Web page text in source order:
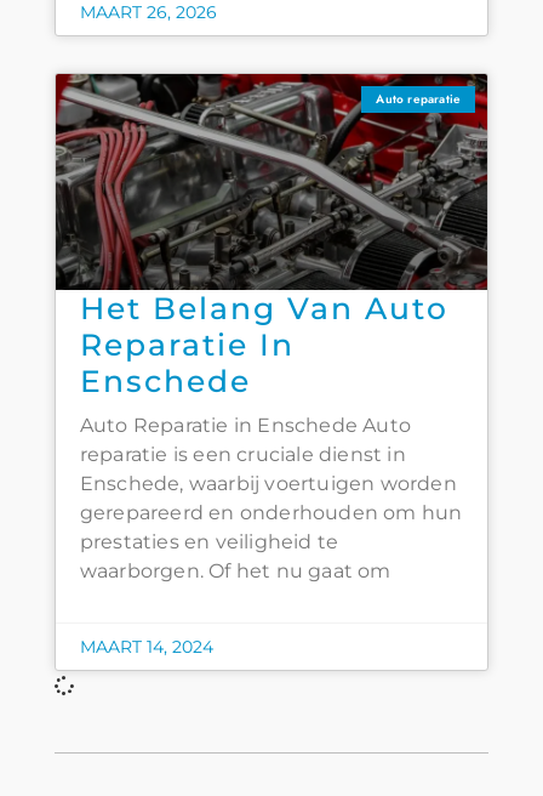
MAART 26, 2026
Auto reparatie
Het Belang Van Auto
Reparatie In
Enschede
Auto Reparatie in Enschede Auto
reparatie is een cruciale dienst in
Enschede, waarbij voertuigen worden
gerepareerd en onderhouden om hun
prestaties en veiligheid te
waarborgen. Of het nu gaat om
MAART 14, 2024